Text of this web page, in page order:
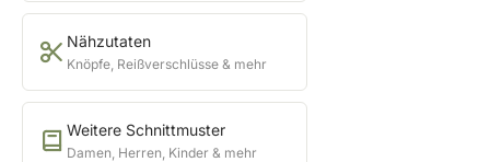
Nähzutaten
Knöpfe, Reißverschlüsse & mehr
Weitere Schnittmuster
Damen, Herren, Kinder & mehr